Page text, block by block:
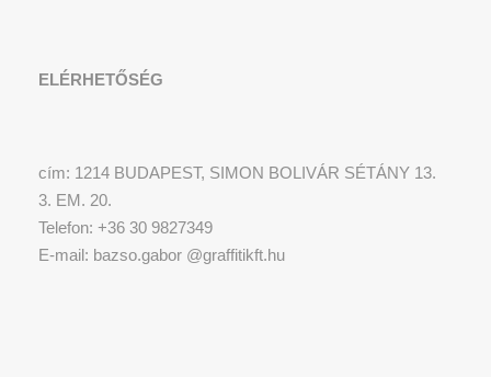
ELÉRHETŐSÉG
cím: 1214 BUDAPEST, SIMON BOLIVÁR SÉTÁNY 13.
3. EM. 20.
Telefon: +36 30 9827349
E-mail: bazso.gabor @graffitikft.hu